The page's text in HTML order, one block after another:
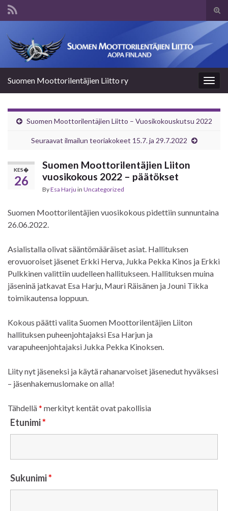
Suomen Moottorilentäjien Liitto ry
Suomen Moottorilentäjien Liitto – Vuosikokouskutsu 2022
Seuraavat ilmailun teoriakokeet 15.7. ja 29.7.2022
KES�
26
Suomen Moottorilentäjien Liiton
vuosikokous 2022 – päätökset
ByEsa Harju in Uncategorized
Suomen Moottorilentäjien vuosikokous pidettiin sunnuntaina
26.06.2022.
Asialistalla olivat sääntömääräiset asiat. Hallituksen
erovuoroiset jäsenet Erkki Herva, Jukka Pekka Kinos ja Erkki
Pulkkinen valittiin uudelleen hallitukseen. Hallituksen muina
jäseninä jatkavat Esa Harju, Mauri Räisänen ja Jouni Tikka
toimikautensa loppuun.
Kokous päätti valita Suomen Moottorilentäjien Liiton
hallituksen puheenjohtajaksi Esa Harjun ja
varapuheenjohtajaksi Jukka Pekka Kinoksen.
Liity nyt jäseneksi ja käytä rahanarvoiset jäsenedut hyväksesi
– jäsenhakemuslomake on alla!
Tähdellä* merkityt kentät ovat pakollisia
Etunimi*
Sukunimi*